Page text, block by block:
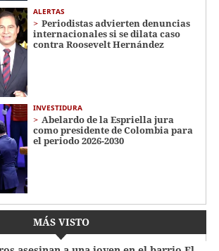
ALERTAS
Periodistas advierten denuncias
internacionales si se dilata caso
contra Roosevelt Hernández
INVESTIDURA
Abelardo de la Espriella jura
como presidente de Colombia para
el periodo 2026-2030
MÁS VISTO